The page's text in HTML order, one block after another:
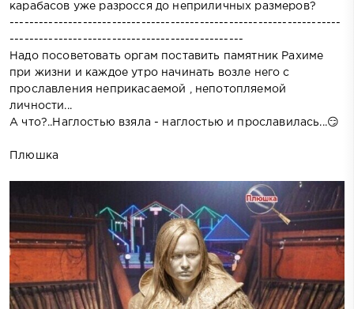
карабасов уже разросся до неприличных размеров?
--------------------------------------------------------------------
------------------------------------------------
Надо посоветовать оргам поставить памятник Рахиме
при жизни и каждое утро начинать возле него с
прославления неприкасаемой , непотопляемой
личности...
А что?..Наглостью взяла - наглостью и прославилась...😏
Плюшка